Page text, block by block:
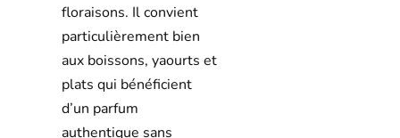
floraisons. Il convient
particulièrement bien
aux boissons, yaourts et
plats qui bénéficient
d’un parfum
authentique sans